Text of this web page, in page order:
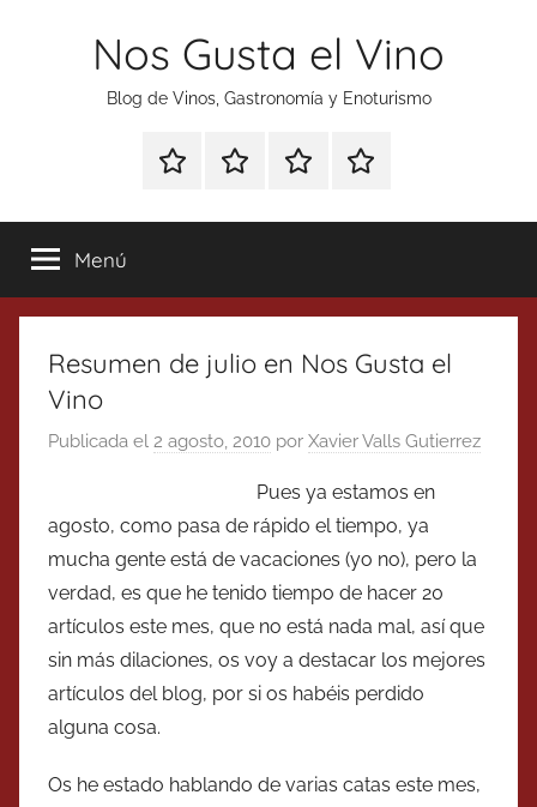
Nos Gusta el Vino
Blog de Vinos, Gastronomía y Enoturismo
Especial
Tonics
Enoturismo
Gastronomía
RankingContacto
Menú
Resumen de julio en Nos Gusta el
Vino
Publicada el 2 agosto, 2010 por Xavier Valls Gutierrez
Pues ya estamos en
agosto, como pasa de rápido el tiempo, ya
mucha gente está de vacaciones (yo no), pero la
verdad, es que he tenido tiempo de hacer 20
artículos este mes, que no está nada mal, así que
sin más dilaciones, os voy a destacar los mejores
artículos del blog, por si os habéis perdido
alguna cosa.
Os he estado hablando de varias catas este mes,